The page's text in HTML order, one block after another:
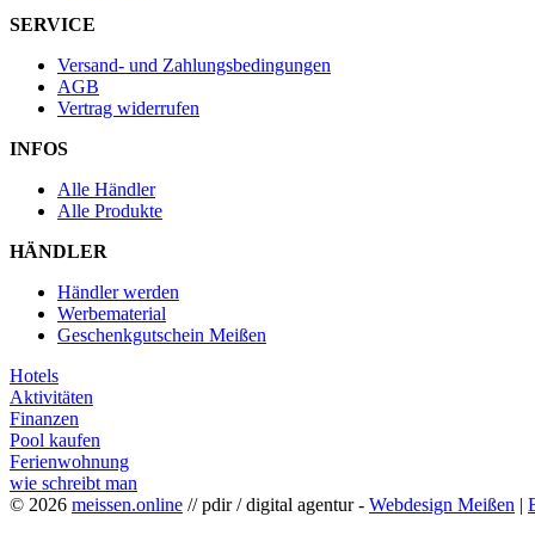
SERVICE
Versand- und Zahlungsbedingungen
AGB
Vertrag widerrufen
INFOS
Alle Händler
Alle Produkte
HÄNDLER
Händler werden
Werbematerial
Geschenkgutschein Meißen
Hotels
Aktivitäten
Finanzen
Pool kaufen
Ferienwohnung
wie schreibt man
© 2026 meissen.online // pdir / digital agentur - Webdesign Meißen |